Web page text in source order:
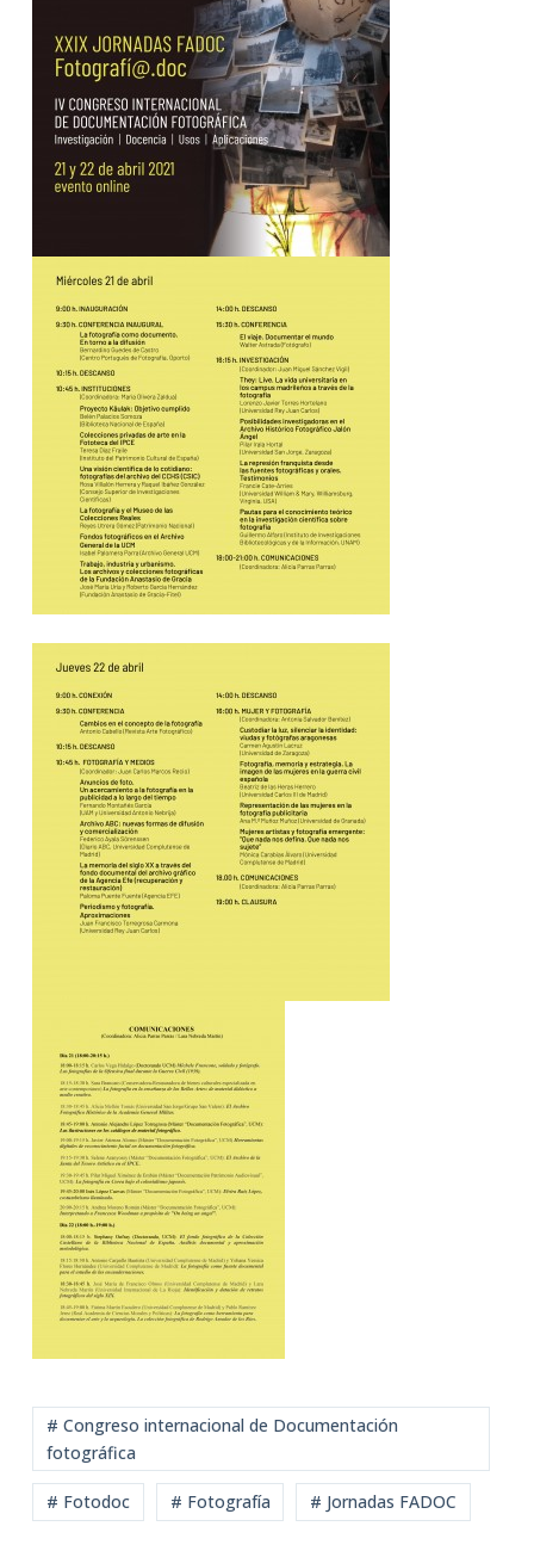
# Congreso internacional de Documentación
fotográfica
# Fotodoc # Fotografía # Jornadas FADOC